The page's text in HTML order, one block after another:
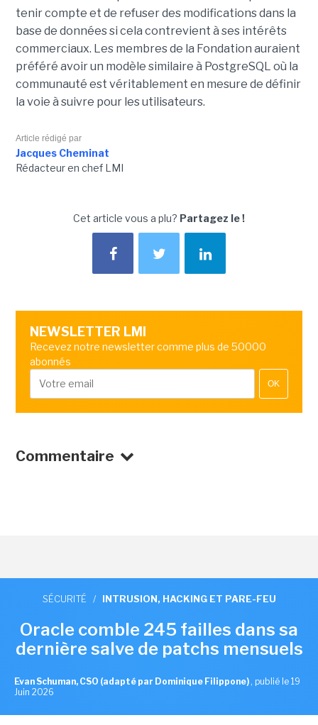
tenir compte et de refuser des modifications dans la
base de données si cela contrevient à ses intérêts
commerciaux. Les membres de la Fondation auraient
préféré avoir un modèle similaire à PostgreSQL où la
communauté est véritablement en mesure de définir
la voie à suivre pour les utilisateurs.
Article rédigé par
Jacques Cheminat
Rédacteur en chef LMI
Cet article vous a plu? Partagez le !
NEWSLETTER LMI
Recevez notre newsletter comme plus de 50000
abonnés
OK
Commentaire
SÉCURITÉ / INTRUSION, HACKING ET PARE-FEU
Oracle comble 245 failles dans sa
dernière salve de patchs mensuels
Evan Schuman, CSO (adapté par Dominique Filippone) , publié le 19
Juin 2026